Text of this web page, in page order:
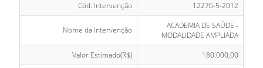
Cód. Intervenção 12276-5-2012
Nome da Intervenção
ACADEMIA DE SAÚDE -
MODALIDADE AMPLIADA
Valor Estimado(R$)
180.000,00